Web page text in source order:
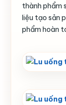
Kiểu dáng
thành phẩm
liệu tạo sản
phẩm hoàn